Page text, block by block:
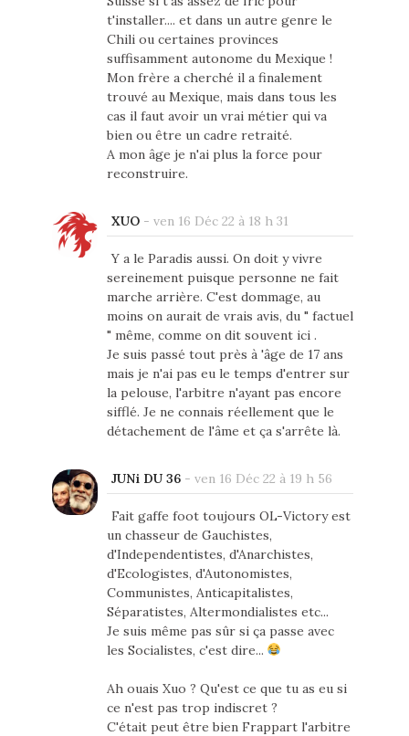
t'installer.... et dans un autre genre le
Chili ou certaines provinces
suffisamment autonome du Mexique !
Mon frère a cherché il a finalement
trouvé au Mexique, mais dans tous les
cas il faut avoir un vrai métier qui va
bien ou être un cadre retraité.
A mon âge je n'ai plus la force pour
reconstruire.
XUO- ven 16 Déc 22 à 18 h 31
Y a le Paradis aussi. On doit y vivre
sereinement puisque personne ne fait
marche arrière. C'est dommage, au
moins on aurait de vrais avis, du " factuel
" même, comme on dit souvent ici .
Je suis passé tout près à 'âge de 17 ans
mais je n'ai pas eu le temps d'entrer sur
la pelouse, l'arbitre n'ayant pas encore
sifflé. Je ne connais réellement que le
détachement de l'âme et ça s'arrête là.
JUNi DU 36- ven 16 Déc 22 à 19 h 56
Fait gaffe foot toujours OL-Victory est
un chasseur de Gauchistes,
d'Independentistes, d'Anarchistes,
d'Ecologistes, d'Autonomistes,
Communistes, Anticapitalistes,
Séparatistes, Altermondialistes etc...
Je suis même pas sûr si ça passe avec
les Socialistes, c'est dire...
Ah ouais Xuo ? Qu'est ce que tu as eu si
ce n'est pas trop indiscret ?
C'était peut être bien Frappart l'arbitre